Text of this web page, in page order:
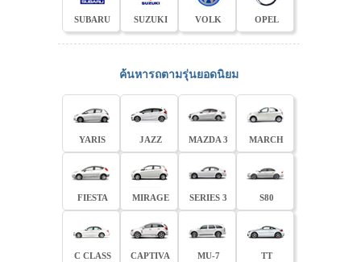
SUBARU SUZUKI VOLK OPEL
ค้นหารถตามรุ่นยอดนิยม
YARIS JAZZ MAZDA 3 MARCH
FIESTA MIRAGE SERIES 3 S80
C CLASS CAPTIVA MU-7 TT